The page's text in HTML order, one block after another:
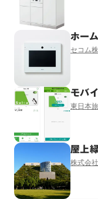
ホー
セコム
モバ
東日本
屋上
株式会